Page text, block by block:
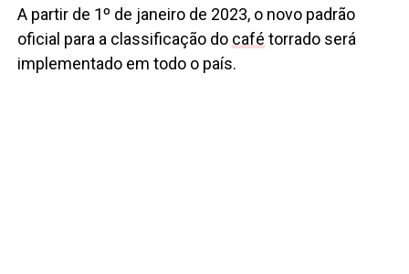
A partir de 1º de janeiro de 2023, o novo padrão
oficial para a classificação do café torrado será
implementado em todo o país.